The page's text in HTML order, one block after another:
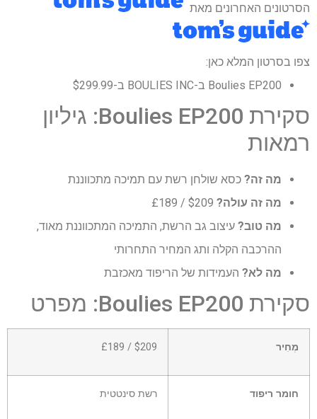
הסרטונים האחרונים מאת
צפו בסרטון המלא כאן:
Boulies EP200 ב-BOULIES INC ב-$299.99
סקירת Boulies EP200: גיליון
רמאות
מה זה? כסא שולחן רשת עם תמיכה מתכווננת
מה זה עולה?
מה טוב? עיצוב גב הרשת, התמיכה המתכווננת מאוד,
ההרכבה הקלה ותג המחיר התחרותי
מה לא? העמידות של הריפוד מאכזבת
סקירת Boulies EP200: מפרט
מְחִיר $209 / £189
חומר ריפוד רשת סינטטית